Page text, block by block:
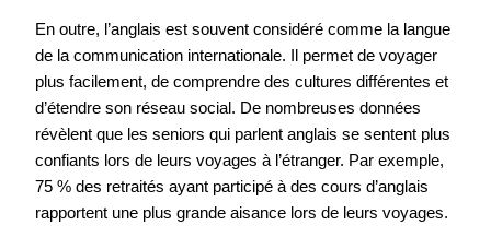
En outre, l’anglais est souvent considéré comme la langue
de la communication internationale. Il permet de voyager
plus facilement, de comprendre des cultures différentes et
d’étendre son réseau social. De nombreuses données
révèlent que les seniors qui parlent anglais se sentent plus
confiants lors de leurs voyages à l’étranger. Par exemple,
75 % des retraités ayant participé à des cours d’anglais
rapportent une plus grande aisance lors de leurs voyages.